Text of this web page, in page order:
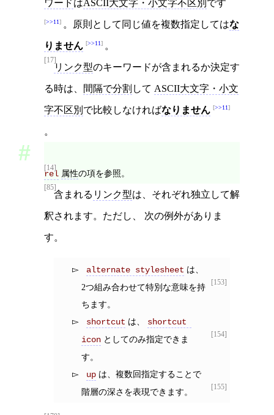
ワードはASCII大文字・小文字不区別 です
>>11 。原則として同じ値を複数指定してはな
りません >>11 。
[17]
リンク型のキーワードが含まれるか決定す
る時は、 間隔で分割 して ASCII大文字・小文
字不区別 で比較しなければなりません >>11
。
[14]
rel 属性の項を参照。
[85]
含まれる リンク型は、それぞれ独立して解
釈されます。ただし、 次の例外がありま
す。
[153]
alternate stylesheet は、
2つ組み合わせて特別な意味を持
ちます。
[154]
shortcut は、 shortcut
iconとしてのみ指定できま
す。
[155]
up は、複数回指定することで
階層の深さを表現できます。